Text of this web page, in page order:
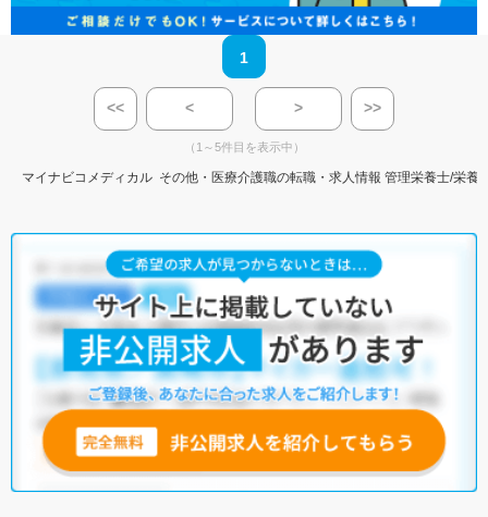
1
<< < > >>
（1～5件目を表示中）
マイナビコメディカル その他・医療介護職の転職・求人情報 管理栄養士/栄養